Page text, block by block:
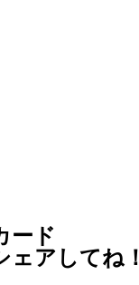
ード
ェアしてね！